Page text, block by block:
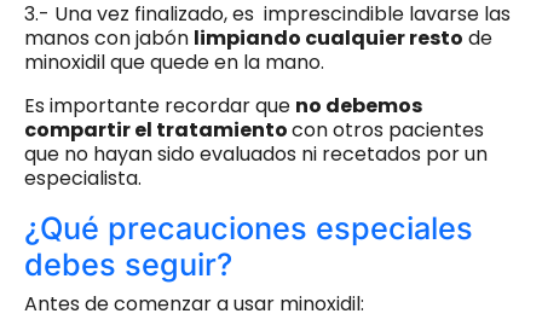
3.- Una vez finalizado, es imprescindible lavarse las
manos con jabón limpiando cualquier resto de
minoxidil que quede en la mano.
Es importante recordar que no debemos
compartir el tratamientocon otros pacientes
que no hayan sido evaluados ni recetados por un
especialista.
¿Qué precauciones especiales
debes seguir?
Antes de comenzar a usar minoxidil: